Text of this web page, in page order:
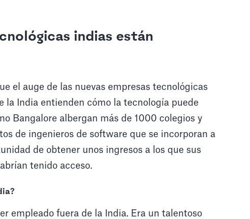
indias están
el auge de las nuevas empresas tecnológicas
la India entienden cómo la tecnología puede
Bangalore albergan más de 1000 colegios y
de ingenieros de software que se incorporan a
de obtener unos ingresos a los que sus
tenido acceso.
empleado fuera de la India. Era un talentoso